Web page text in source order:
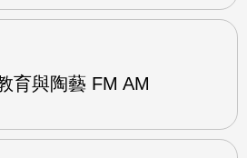
育與陶藝 FM AM